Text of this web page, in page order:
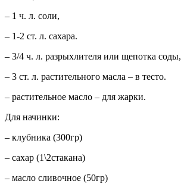
– 1 ч. л. соли,
– 1-2 ст. л. сахара.
– 3/4 ч. л. разрыхлителя или щепотка соды,
– 3 ст. л. растительного масла – в тесто.
– растительное масло – для жарки.
Для начинки:
– клубника (300гр)
– сахар (1\2стакана)
– масло сливочное (50гр)